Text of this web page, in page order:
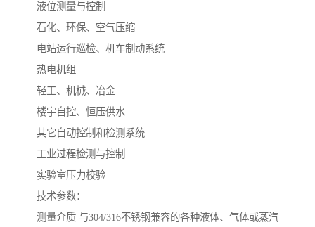
液位测量与控制
石化、环保、空气压缩
电站运行巡检、机车制动系统
热电机组
轻工、机械、冶金
楼宇自控、恒压供水
其它自动控制和检测系统
工业过程检测与控制
实验室压力校验
技术参数：
测量介质 与304/316不锈钢兼容的各种液体、气体或蒸汽